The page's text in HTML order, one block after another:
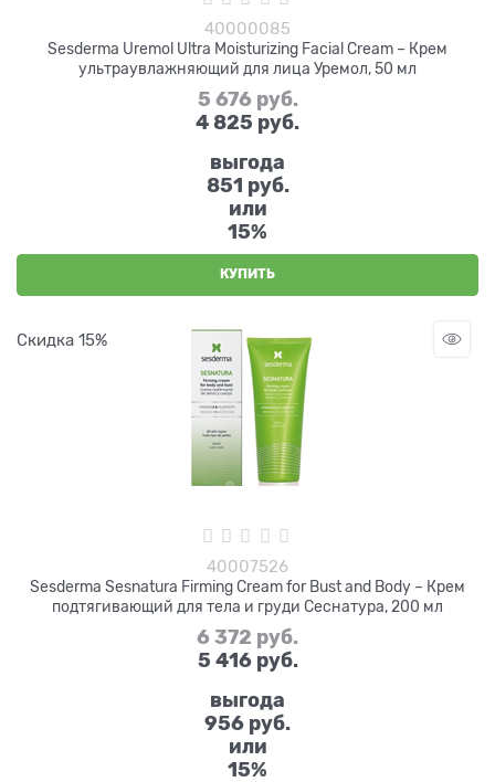
40000085
Sesderma Uremol Ultra Moisturizing Facial Cream – Крем
ультраувлажняющий для лица Уремол, 50 мл
5 676 руб.
4 825 руб.
выгода
851 руб.
или
15%
КУПИТЬ
Скидка 15%
40007526
Sesderma Sesnatura Firming Cream for Bust and Body – Крем
подтягивающий для тела и груди Сеснатура, 200 мл
6 372 руб.
5 416 руб.
выгода
956 руб.
или
15%